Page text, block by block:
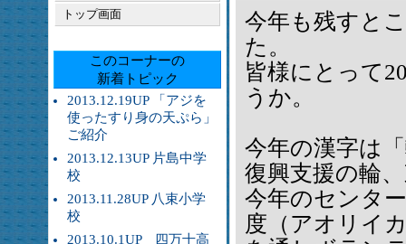
トップ画面
このコーナーの
新着トピック
2013.12.19UP 「アジを
使ったすり身の天ぷら」
ご紹介
2013.12.13UP 片島中学
校
2013.11.28UP 八束小学
校
2013.10.1UP 四万十高
今年も残すと
た。
皆様にとって
うか。
今年の漢字は
復興支援の輪
今年のセンタ
度（アオリイ